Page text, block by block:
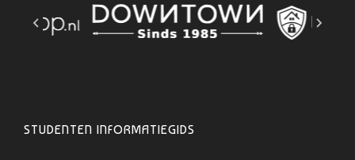
STUDENTEN INFORMATIEGIDS